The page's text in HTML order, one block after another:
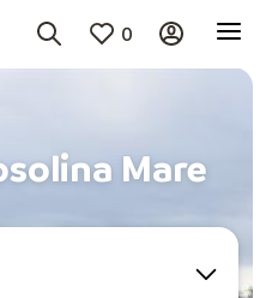
0
Mare